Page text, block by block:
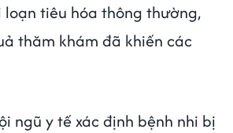
tiêu hóa thông thường,
thăm khám đã khiến các
ngũ y tế xác định bệnh nhi bị